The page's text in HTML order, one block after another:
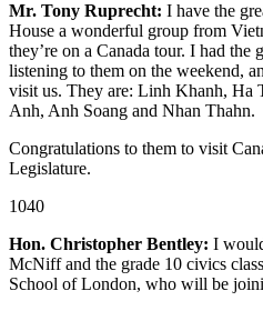
Mr. Tony Ruprecht: I have the
House a wonderful group from
they’re on a Canada tour. I had the
listening to them on the weekend,
visit us. They are: Linh Khanh, Ha
Anh, Anh Soang and Nhan Thahn.
Congratulations to them to visit
Legislature.
1040
Hon. Christopher Bentley: I
McNiff and the grade 10 civics
School of London, who will be